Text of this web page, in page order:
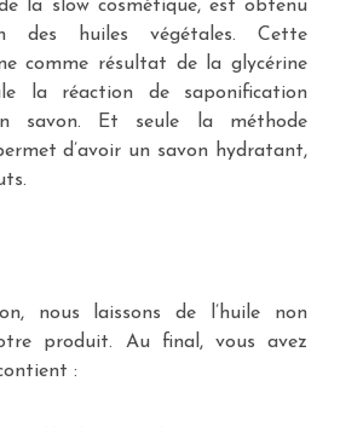
la slow cosmétique, est obtenu
des huiles végétales. Cette
comme résultat de la glycérine
la réaction de saponification
savon. Et seule la méthode
d’avoir un savon hydratant,
nous laissons de l’huile non
produit. Au final, vous avez
: